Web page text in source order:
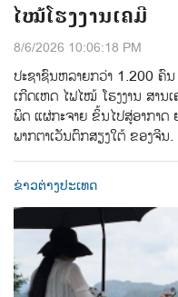
ໄໝ້ໂຮງງານເຄມີ
8/6/2026 10:06:18 PM
ປະຊາຊົນຫລາຍກວ່າ 1.200 ຄົ
ເກີດເຫດ ໄຟໄໝ້ ໂຮງງານ ສາ
ພິດ ແຜ່ກະຈາຍ ຂິ້ນໄປສູ່ອາກາ
ພາກຕາເວັນຕົກສຽງໃຕ້ ຂອງຈີນ.
ຂ່າວຕ່າງປະເທດ